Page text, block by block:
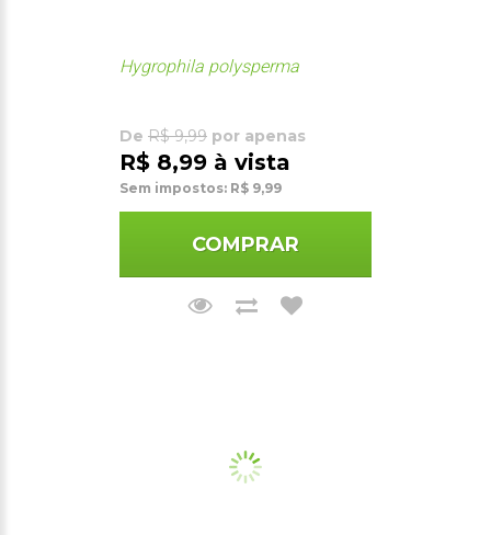
Hygrophila polysperma
De R$ 9,99 por apenas
R$ 8,99 à vista
Sem impostos: R$ 9,99
COMPRAR